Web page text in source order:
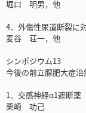
堀口 明男，他
4．外傷性尿道断裂に
麦谷 荘一，他
シンポジウム13
今後の前立腺肥大症治
1．交感神経α1遮断薬
栗崎 功己